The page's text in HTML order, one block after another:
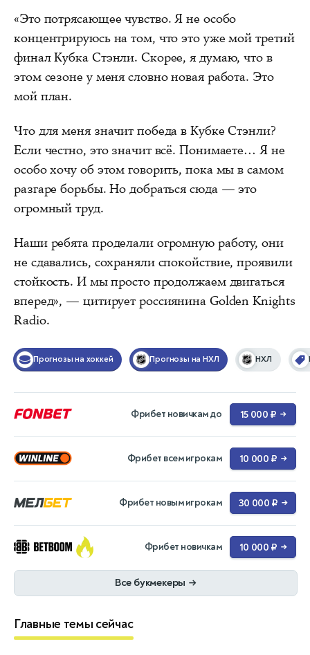
«Это потрясающее чувство. Я не особо
концентрируюсь на том, что это уже мой третий
финал Кубка Стэнли. Скорее, я думаю, что в
этом сезоне у меня словно новая работа. Это
мой план.
Что для меня значит победа в Кубке Стэнли?
Если честно, это значит всё. Понимаете… Я не
особо хочу об этом говорить, пока мы в самом
разгаре борьбы. Но добраться сюда — это
огромный труд.
Наши ребята проделали огромную работу, они
не сдавались, сохраняли спокойствие, проявили
стойкость. И мы просто продолжаем двигаться
вперед», — цитирует россиянина Golden Knights
Radio.
Прогнозы на хоккей Прогнозы на НХЛ НХЛ
Фрибет новичкам до 15 000 ₽ →
Фрибет всем игрокам 10 000 ₽ →
Фрибет новым игрокам 30 000 ₽ →
Фрибет новичкам 10 000 ₽ →
Все букмекеры →
Главные темы сейчас